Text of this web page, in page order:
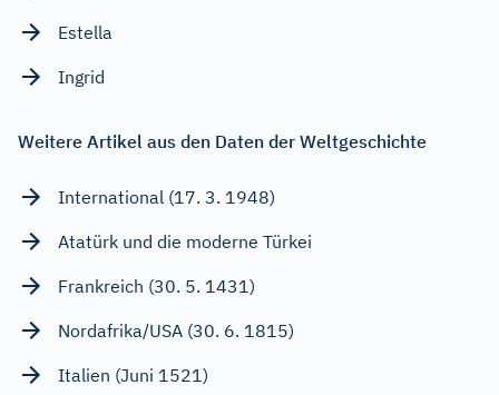
Estella
Ingrid
Weitere Artikel aus den Daten der Weltgeschichte
International (17. 3. 1948)
Atatürk und die moderne Türkei
Frankreich (30. 5. 1431)
Nordafrika/USA (30. 6. 1815)
Italien (Juni 1521)